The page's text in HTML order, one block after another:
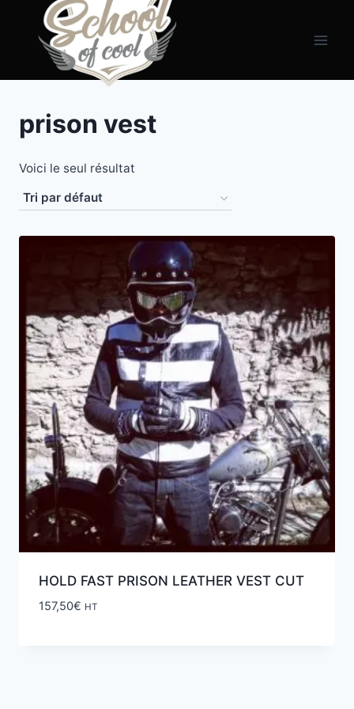
principal
contenu
prison vest
Voici le seul résultat
HOLD FAST PRISON LEATHER VEST CUT
157,50€ HT